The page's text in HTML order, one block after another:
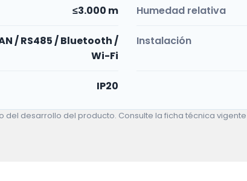
≤3.000 m Humedad relativa
/ RS485 / Bluetooth /
Wi-Fi
Instalación
IP20
desarrollo del producto. Consulte la ficha técnica